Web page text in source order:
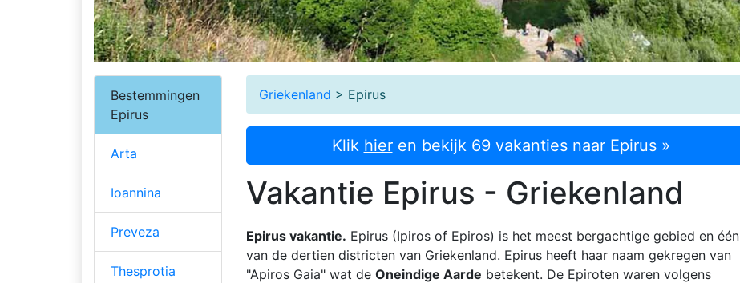
Griekenland > Epirus
Klik hieren bekijk 69 vakanties naar Epirus »
Vakantie Epirus - Griekenland
Epirus vakantie. Epirus (Ipiros of Epiros) is het meest bergachtige gebied en één
van de dertien districten van Griekenland. Epirus heeft haar naam gekregen van
"Apiros Gaia" wat de Oneindige Aarde betekent. De Epiroten waren volgens
Bestemmingen
Epirus
Arta
Ioannina
Preveza
Thesprotia